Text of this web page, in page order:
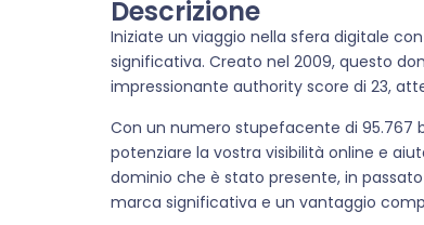
Descrizione
Iniziate un viaggio nella sfera digitale
significativa. Creato nel 2009, questo
impressionante authority score di 23,
Con un numero stupefacente di 95.767
potenziare la vostra visibilità online e
dominio che è stato presente, in
marca significativa e un vantaggio